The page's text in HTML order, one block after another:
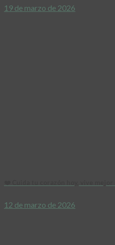
19 de marzo de 2026
12 de marzo de 2026